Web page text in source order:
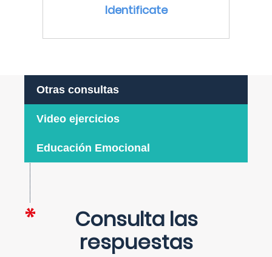
Identificate
Otras consultas
Video ejercicios
Educación Emocional
Consulta las
respuestas